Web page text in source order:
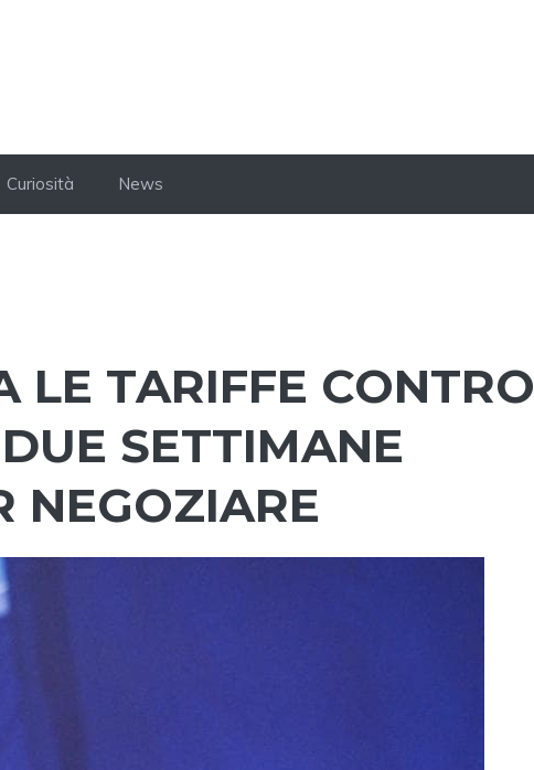
Curiosità News
LE TARIFFE CONTRO
SETTIMANE
NEGOZIARE